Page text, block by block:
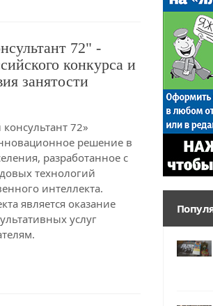
72" -
конкурса и
занятости
72»
решение в
разработанное с
технологий
интеллекта.
является оказание
услуг